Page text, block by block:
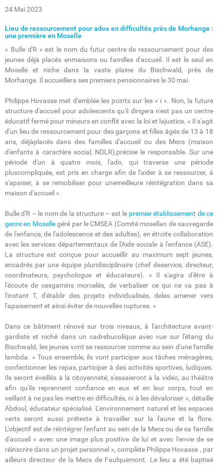
24 Mai 2023
Lieu de ressourcement pour ados en difficultés près de Morhange :
une première en Moselle
« Bulle d'R » est le nom du futur centre de ressourcement pour des
jeunes déjà placés enmaisons ou familles d'accueil. Il est le seul en
Moselle et niche dans la vaste plaine du Bischwald, près de
Morhange. Il accueillera ses premiers pensionnaires le 30 mai.
Philippe Hovasse met d'emblée les points sur les « i ». Non, la future
structure d'accueil pour adolescents qu'il dirigera n'est pas un centre
éducatif fermé pour mineurs en conflit avec la loi et lajustice. « Il s'agit
d'un lieu de ressourcement pour des garçons et filles âgés de 13 à 18
ans, déjàplacés dans des familles d'accueil ou des Mecs (maison
d'enfants à caractère social, NDLR),précise le responsable. Sur une
période d'un à quatre mois, l'ado, qui traverse une période
pluscompliquée, est pris en charge afin de l'aider à se ressourcer, à
s'apaiser, à se remobiliser pour unemeilleure réintégration dans sa
maison d'accueil ».
Bulle d'R – le nom de la structure – est le premier établissement de ce
genre en Mosellegéré par le CMSEA (Comité mosellan de sauvegarde
de l'enfance, de l'adolescence et des adultes), en étroite collaboration
avec les services départementaux de l'Aide sociale à l'enfance (ASE).
La structure est conçue pour accueillir au maximum sept jeunes,
encadrés par une équipe pluridisciplinaire (chef deservice, directeur,
coordinateurs, psychologue et éducateurs). « Il s'agira d'être à
l'écoute de cesgamins morcelés, de verbaliser ce qui ne va pas à
l'instant T, d'établir des projets individualisés, deles amener vers
l'apaisement et ainsi éviter de nouvelles ruptures. »
Dans ce bâtiment rénové sur trois niveaux, à l'architecture avant-
gardiste et niché dans un cadrebucolique avec vue sur l'étang du
Bischwald, les jeunes vont se ressourcer comme au sein d'une famille
lambda. « Tous ensemble, ils vont participer aux tâches ménagères,
confectionner les repas, participer à des activités sportives, ludiques.
Ils seront éveillés à la citoyenneté, s'essaieront à la vidéo, au théâtre
afin qu'ils reprennent confiance en eux et en leur corps, tout en
veillant à ne pas les mettre en difficultés, ni à les dévaloriser », détaille
Abdoul, éducateur spécialisé. L'environnement naturel et les espaces
verts seront aussi prétexte à travailler sur la faune et la flore.
L'objectif est de réintégrer l'enfant au sein de la Mecs ou de sa famille
d'accueil « avec une image plus positive de lui et avec l'envie de se
réinscrire dans un projet personnel », complète Philippe Hovasse , par
ailleurs directeur de la Mecs de Faulquemont. Le lieu a été baptisé